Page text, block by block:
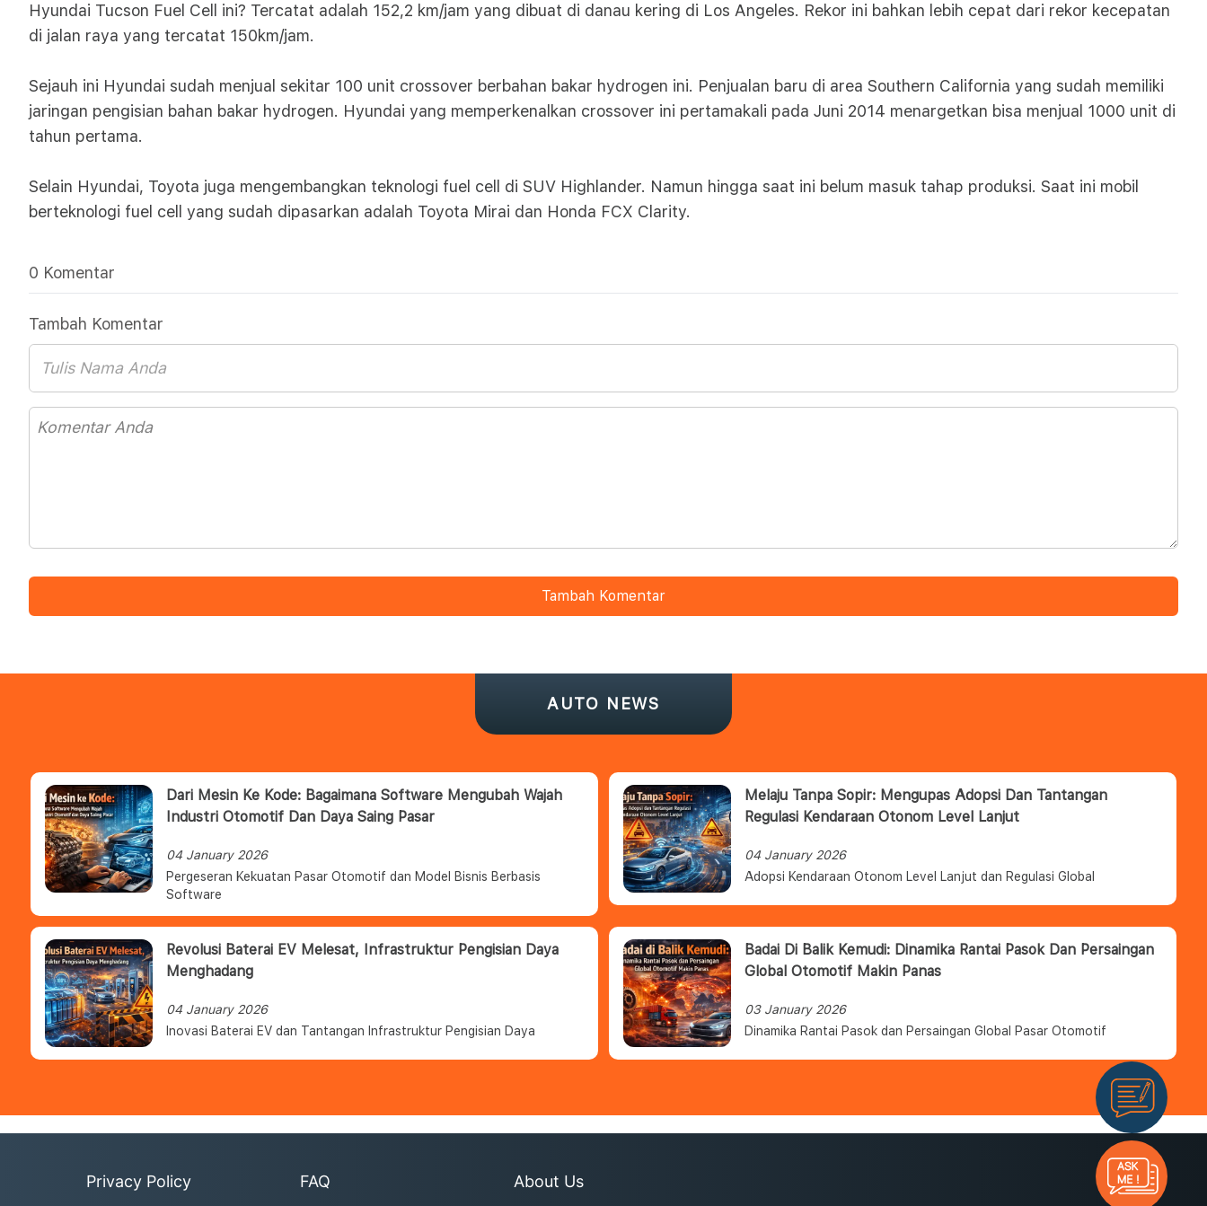
Hyundai Tucson Fuel Cell ini? Tercatat adalah 152,2 km/jam yang dibuat di danau kering di Los Angeles. Rekor ini bahkan lebih cepat dari rekor kecepatan
di jalan raya yang tercatat 150km/jam.
Sejauh ini Hyundai sudah menjual sekitar 100 unit crossover berbahan bakar hydrogen ini. Penjualan baru di area Southern California yang sudah memiliki
jaringan pengisian bahan bakar hydrogen. Hyundai yang memperkenalkan crossover ini pertamakali pada Juni 2014 menargetkan bisa menjual 1000 unit di
tahun pertama.
Selain Hyundai, Toyota juga mengembangkan teknologi fuel cell di SUV Highlander. Namun hingga saat ini belum masuk tahap produksi. Saat ini mobil
berteknologi fuel cell yang sudah dipasarkan adalah Toyota Mirai dan Honda FCX Clarity.
0 Komentar
Tambah Komentar
Tambah Komentar
AUTO NEWS
Dari Mesin Ke Kode: Bagaimana Software Mengubah Wajah
Industri Otomotif Dan Daya Saing Pasar
04 January 2026
Pergeseran Kekuatan Pasar Otomotif dan Model Bisnis Berbasis
Software
Melaju Tanpa Sopir: Mengupas Adopsi Dan Tantangan
Regulasi Kendaraan Otonom Level Lanjut
04 January 2026
Adopsi Kendaraan Otonom Level Lanjut dan Regulasi Global
Revolusi Baterai EV Melesat, Infrastruktur Pengisian Daya
Menghadang
04 January 2026
Inovasi Baterai EV dan Tantangan Infrastruktur Pengisian Daya
Badai Di Balik Kemudi: Dinamika Rantai Pasok Dan Persaingan
Global Otomotif Makin Panas
03 January 2026
Dinamika Rantai Pasok dan Persaingan Global Pasar Otomotif
Privacy Policy
FAQ
About Us